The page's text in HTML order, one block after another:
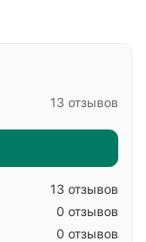
13 отзывов
13 отзывов
0 отзывов
0 отзывов